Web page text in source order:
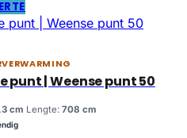
punt | Weense punt 50
cm Lengte: 708 cm